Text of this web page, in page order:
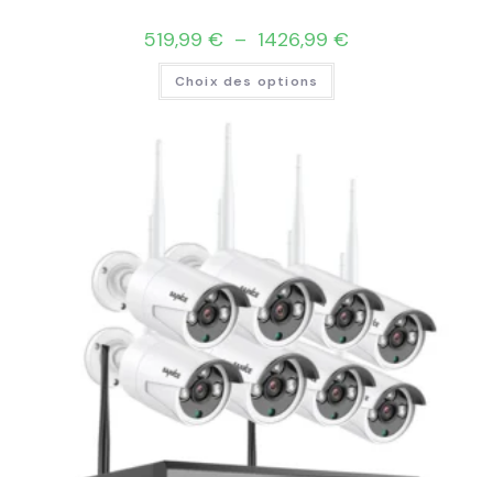
519,99 € – 1426,99 €
Choix des options